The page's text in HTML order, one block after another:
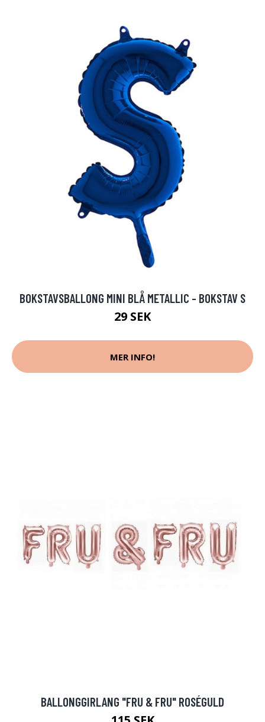
BOKSTAVSBALLONG MINI BLÅ METALLIC - BOKSTAV S
29 SEK
MER INFO!
BALLONGGIRLANG "FRU & FRU" ROSÉGULD